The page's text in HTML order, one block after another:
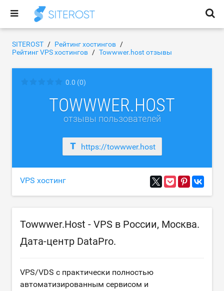
SITEROST
Рейтинг хостингов
Рейтинг VPS хостингов
Towwwer.host отзывы
0.0 (0)
TOWWWER.HOST
отзывы пользователей
https://towwwer.host
VPS хостинг
Towwwer.Host - VPS в России, Москва.
Дата-центр DataPro.
VPS/VDS с практически полностью
автоматизированным сервисом и